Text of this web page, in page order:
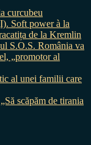
curcubeu
Soft power à la
de la Kremlin
S.O.S. România va
„promotor al
al unei familii care
scăpăm de tirania